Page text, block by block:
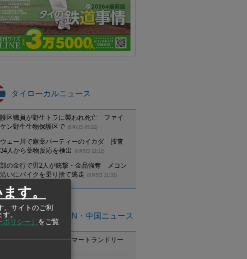
タイローカルニュース
区職員が野生トラに襲われ死亡 ファイ
ン野生生物保護区で
(8月6日 09:22)
ェー川で麻薬パーティーのイカダ 捜査
人から薬物反応を検出
(8月5日 12:12)
の金行で男2人が銃撃・金品強奪 メコン
沿いにバイクを乗り捨て逃走
(8月5日 11:32)
亜州ASEAN・中国ニュース
トナム】ニイヌマ、スマートランドリー
す。
。サイトのご利
。
リシー） をご覧